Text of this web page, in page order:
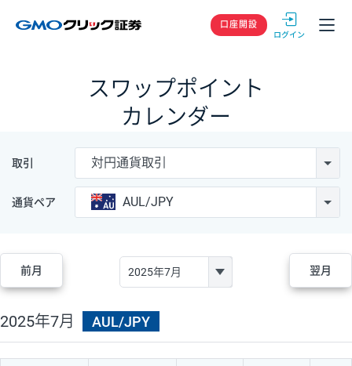
GMOクリック
口座開設
スワップポイント
カレンダー
取引 対円通貨取引
通貨ペア AUL/JPY
前月 翌月
2025年7月 AUL/JPY